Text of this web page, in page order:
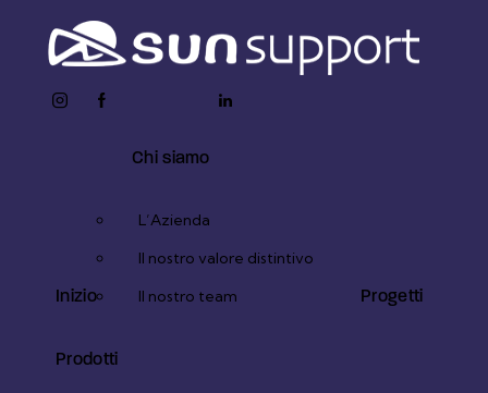
instagramfacebook- youtube2
linkedin
Inizio
Chi siamo
L’Azienda
Il nostro valore distintivo
Il nostro team
Progetti
Prodotti